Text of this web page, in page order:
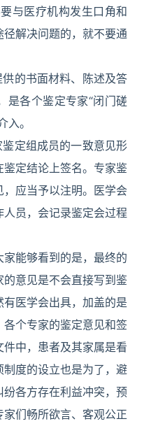
与医疗机构发生口角和
解决问题的，就不要通
的书面材料、陈述及答
是各个鉴定专家“闭门磋
。
定组成员的一致意见形
定结论上签名。专家鉴
应当予以注明。医学会
员，会记录鉴定会过程
能够看到的是，最终的
意见是不会直接写到鉴
医学会出具，加盖的是
个专家的鉴定意见和签
中，患者及其家属是看
度的设立也是为了，避
各方存在利益冲突，预
们畅所欲言、客观公正